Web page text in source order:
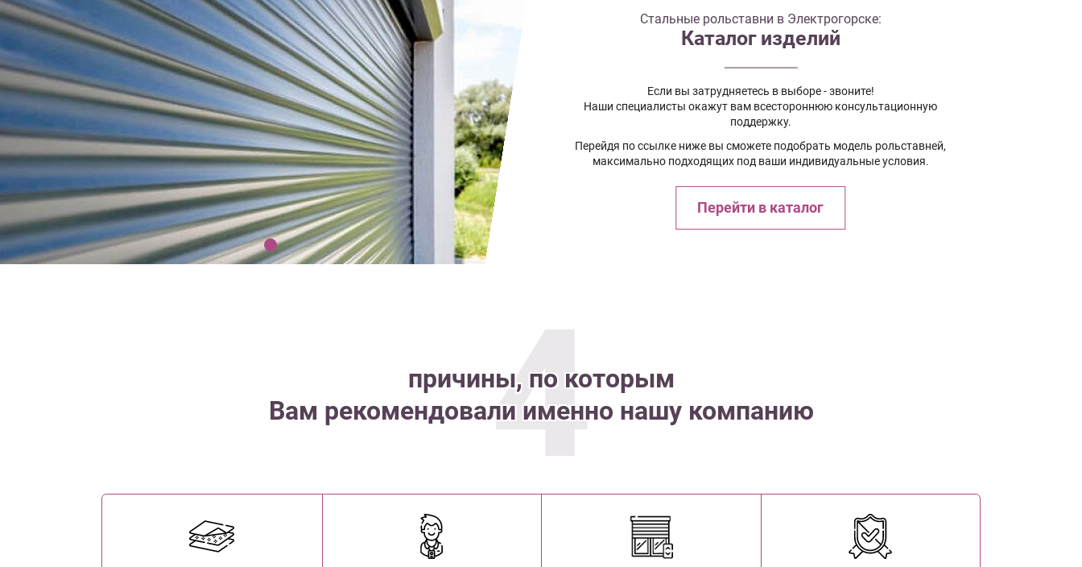
Стальные рольставни в Электрогорске:
Каталог изделий
Если вы затрудняетесь в выборе - звоните!
Наши специалисты окажут вам всестороннюю консультационную
поддержку.
Перейдя по ссылке ниже вы сможете подобрать модель рольставней,
максимально подходящих под ваши индивидуальные условия.
Перейти в каталог
4
причины, по которым
Вам рекомендовали именно нашу компанию